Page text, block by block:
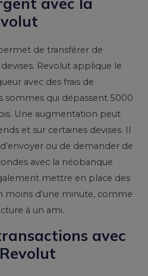
de transférer de
Revolut applique le
avec des frais de
sommes qui dépassent 5000
Une augmentation peut
et sur certaines devises. Il
ou de demander de
avec la néobanque
mettre en place des
moins d’une minute, comme
à un ami.
avec